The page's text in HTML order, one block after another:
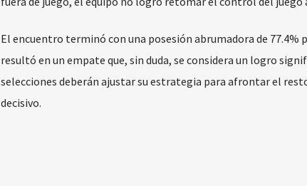
El encuentro terminó con una posesión abrumadora de
resultó en un empate que, sin duda, se considera un logro
selecciones deberán ajustar su estrategia para afrontar el
decisivo.